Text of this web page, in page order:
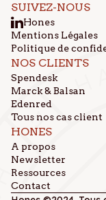
SUIVEZ-NOUS
Hones
Mentions Légales
Politique de
NOS CLIENTS
Spendesk
Marck & Balsan
Edenred
Tous nos cas client
HONES
A propos
Newsletter
Ressources
Contact